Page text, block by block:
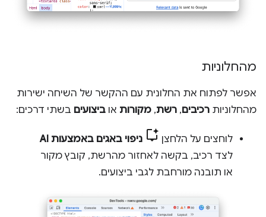
מהחלוניות
אפשר לפתוח את החלונית עם ההקשר של השיחה ישירות
מהחלוניות רכיבים, רשת, מקורות או ביצועים בשתי דרכים:
לוחצים על הלחצן
ניפוי באגים באמצעות AI
לצד רכיב, בקשה לאחזור מהרשת, קובץ מקור
או תובנה מורחבת לגבי ביצועים.